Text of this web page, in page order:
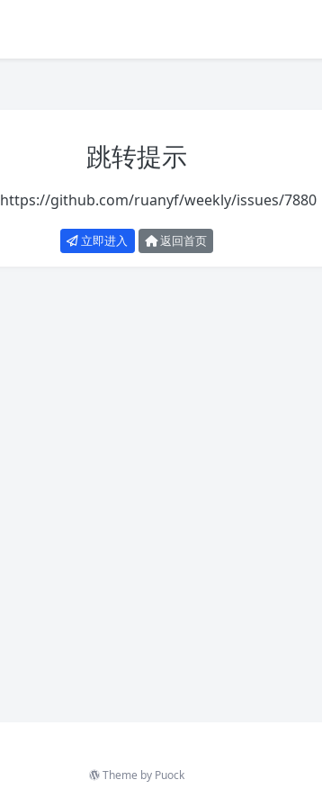
跳转提示
https://github.com/ruanyf/weekly/issues/7880
立即进入 返回首页
Theme by Puock